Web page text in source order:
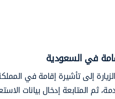
في السعودية
إلى تأشيرة إقامة في
ثم المتابعة إدخال بيانات